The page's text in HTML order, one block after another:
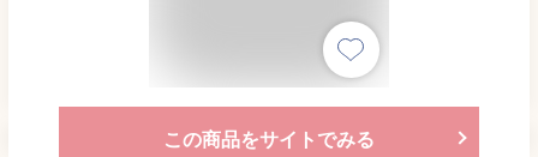
この商品をサイトでみる